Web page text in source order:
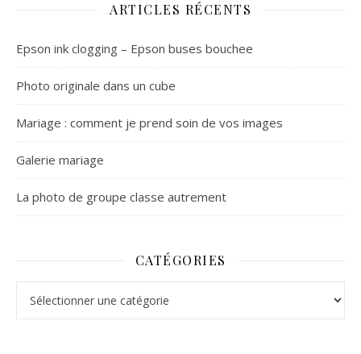
ARTICLES RÉCENTS
Epson ink clogging – Epson buses bouchee
Photo originale dans un cube
Mariage : comment je prend soin de vos images
Galerie mariage
La photo de groupe classe autrement
CATÉGORIES